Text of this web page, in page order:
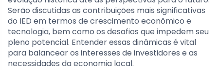
Serão discutidas as contribuições mais significativas
do IED em termos de crescimento econômico e
tecnologia, bem como os desafios que impedem seu
pleno potencial. Entender essas dinâmicas é vital
para balancear os interesses de investidores e as
necessidades da economia local.